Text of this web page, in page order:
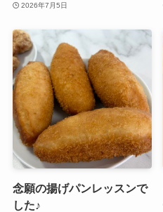
2026年7月5日
念願の揚げパンレッスンで
した♪